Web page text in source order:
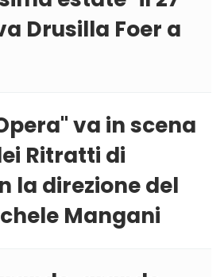
Drusilla Foer a
va in scena
Ritratti di
la direzione del
Mangani